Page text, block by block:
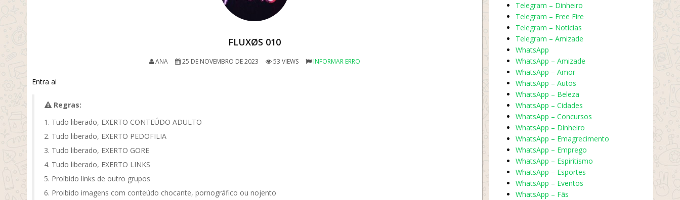
FLUXØS 010
ANA 25 DE NOVEMBRO DE 2023 53 VIEWS INFORMAR ERRO
Entra ai
Regras:
Tudo liberado, EXERTO CONTEÚDO ADULTO
Tudo liberado, EXERTO PEDOFILIA
Tudo liberado, EXERTO GORE
Tudo liberado, EXERTO LINKS
Proíbido links de outro grupos
Proibido imagens com conteúdo chocante, pornográfico ou nojento
Telegram – Dinheiro
Telegram – Free Fire
Telegram – Notícias
Telegram – Amizade
WhatsApp
WhatsApp – Amizade
WhatsApp – Amor
WhatsApp – Autos
WhatsApp – Beleza
WhatsApp – Cidades
WhatsApp – Concursos
WhatsApp – Dinheiro
WhatsApp – Emagrecimento
WhatsApp – Emprego
WhatsApp – Espiritismo
WhatsApp – Esportes
WhatsApp – Eventos
WhatsApp – Fãs